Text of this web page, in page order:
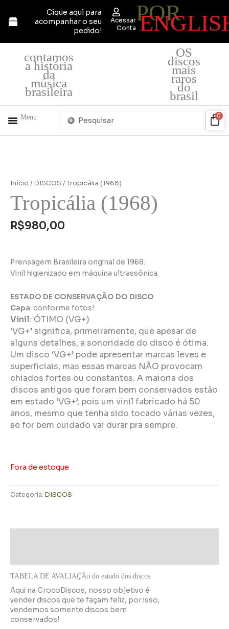
para
Cique aqui para
acompanhar o seu
pedido!
Acessar
Conta
POR
contamos
a história
da
música
brasileira
OS
discos
mais
raros
do
brasil
Menu
Pesquisar
0
Início / DISCOS / Tropicália (1968)
Tropicália (1968)
R$980,00
Prensagem Brasileira original de 1968.
Vinil higienizado em máquina ultrassônica.
ESTADO DE CONSERVAÇÃO DO DISCO
Capa: conforme fotos!
Vinil: ÓTIMO (VG+)
‘VG+’ significa, primeiramente, que apesar de
alguns detalhes, a sonoridade do disco é ótima.
Um disco ‘VG+’ pode apresentar marcas leves e
superficiais, mas essas marcas NÃO provocam
chiados fortes ou constantes. A maioria dos
discos antigos que foram bem conservados estão
em estado ‘VG+’, pois um vinil fabricado há 50
anos, mesmo que tenha sido tocado várias vezes,
se for bem cuidado vai durar pra sempre.
Fora de estoque
Categoria: DISCOS
TABELA DE AVALIAÇÃo do estado dos discos
Aqui na CrocoDiscos, nosso objetivo é
vender discos que te façam feliz, por isso,
vendemos somente discos bem
conservados!